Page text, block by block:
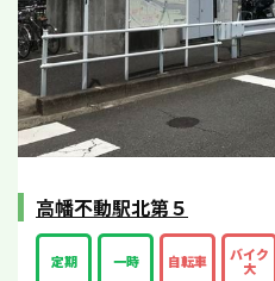
高幡不動駅北第５
定期 一時 自転車 バイク
大